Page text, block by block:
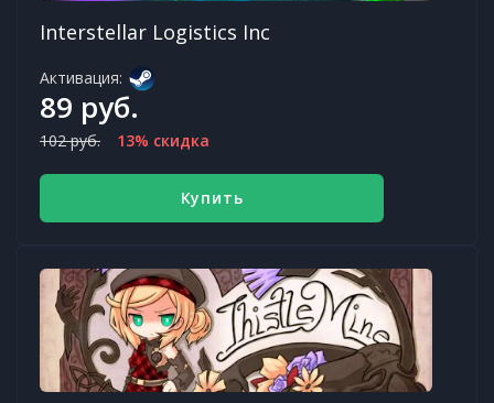
Interstellar Logistics Inc
Активация:
89 руб.
102 руб. 13% скидка
Купить